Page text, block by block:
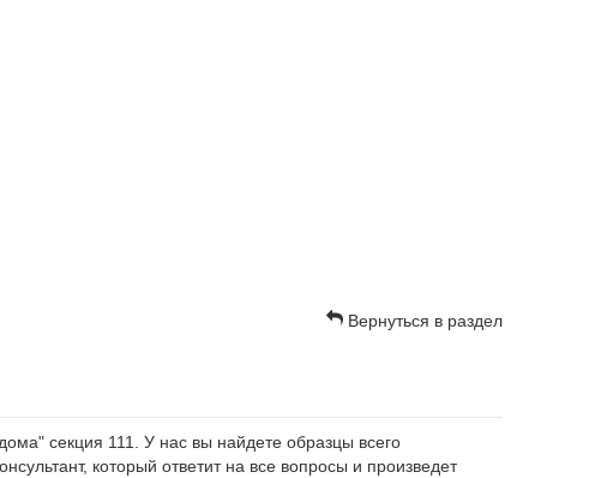
Вернуться в раздел
секция 111. У нас вы найдете образцы всего
который ответит на все вопросы и произведет